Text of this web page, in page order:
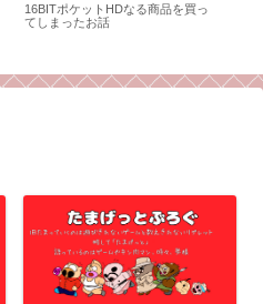
16BITポケットHDなる商品を買っ
てしまったお話